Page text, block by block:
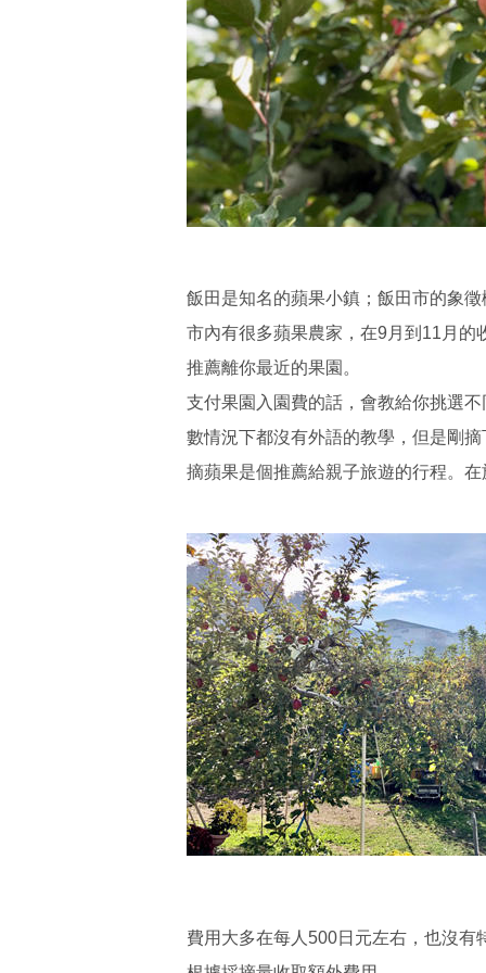
飯田是知名的蘋果小鎮；飯田市的象
市內有很多蘋果農家，在9月到11月的
推薦離你最近的果園。
支付果園入園費的話，會教給你挑選
數情況下都沒有外語的教學，但是剛
摘蘋果是個推薦給親子旅遊的行程。
費用大多在每人500日元左右，也沒